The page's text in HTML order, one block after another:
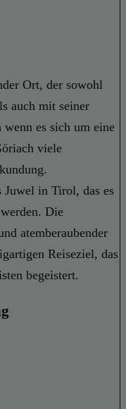
Ort, der sowohl
auch mit seiner
es sich um eine
viele
Juwel in Tirol, das es
Die
atemberaubender
Reiseziel, das
begeistert.